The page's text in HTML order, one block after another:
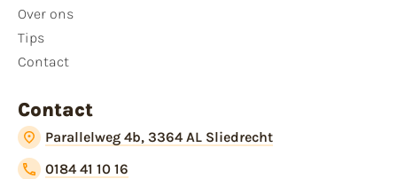
Over ons
Tips
Contact
Contact
Parallelweg 4b, 3364 AL Sliedrecht
0184 41 10 16